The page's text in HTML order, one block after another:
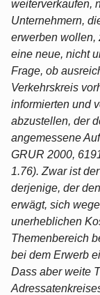
weiterverkaufen,
Unternehmern,
erwerben wollen,
eine neue, nicht
Frage, ob
Verkehrskreis
informierten und
abzustellen, der
angemessene
GRUR 2000,
1.76). Zwar ist
derjenige, der
erwägt, sich
unerheblichen
Themenbereich
bei dem Erwerb
Dass aber weite